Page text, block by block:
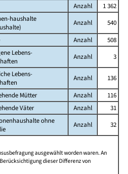
Anzahl
1 362
haushalte
Anzahl
540
Anzahl
508
Lebens-
Anzahl
3
Lebens-
Anzahl
136
Mütter
Anzahl
116
Väter
Anzahl
31
ohne
Anzahl
32
ausgewählt worden waren. An
dieser Differenz von